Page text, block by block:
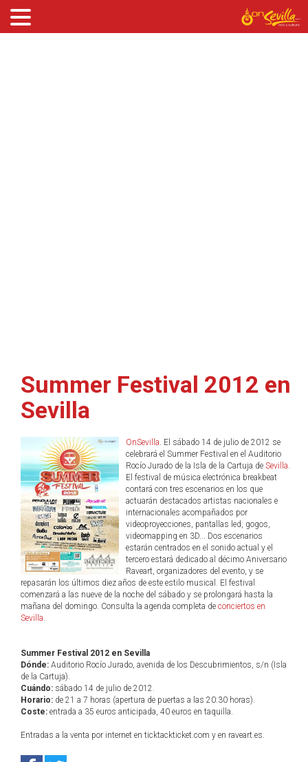
Summer Festival 2012 en
Sevilla
OnSevilla. El sábado 14 de julio de 2012 se
celebrará el Summer Festival en el Auditorio
Rocío Jurado de la Isla de la Cartuja de Sevilla.
El festival de música electrónica breakbeat
contará con tres escenarios en los que
actuarán destacados artistas nacionales e
internacionales acompañados por
videoproyecciones, pantallas led, gogos,
videomapping en 3D... Dos escenarios
estarán centrados en el sonido actual y el
tercero estará dedicado al décimo Aniversario
Raveart, organizadores del evento, y se
repasarán los últimos diez años de este estilo musical. El festival
comenzará a las nueve de la noche del sábado y se prolongará hasta la
mañana del domingo. Consulta la agenda completa de conciertos en
Sevilla.
Summer Festival 2012 en Sevilla
Dónde: Auditorio Rocío Jurado, avenida de los Descubrimientos, s/n (Isla
de la Cartuja).
Cuándo: sábado 14 de julio de 2012.
Horario: de 21 a 7 horas (apertura de puertas a las 20:30 horas).
Coste: entrada a 35 euros anticipada, 40 euros en taquilla.
Entradas a la venta por internet en ticktackticket.com y en raveart.es.